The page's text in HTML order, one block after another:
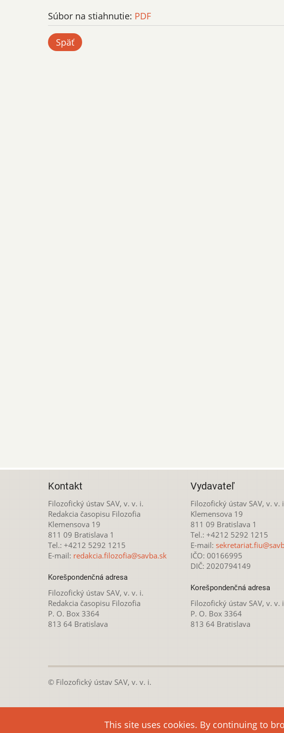
Súbor na stiahnutie: PDF
Späť
Kontakt
Filozofický ústav SAV, v. v. i.
Redakcia časopisu Filozofia
Klemensova 19
811 09 Bratislava 1
Tel.: +4212 5292 1215
E-mail: redakcia.filozofia@savba.sk
Korešpondenčná adresa
Filozofický ústav SAV, v. v. i.
Redakcia časopisu Filozofia
P. O. Box 3364
813 64 Bratislava
Vydavateľ
Filozofický ústav SAV, v. v.
Klemensova 19
811 09 Bratislava 1
Tel.: +4212 5292 1215
E-mail:
IČO: 00166995
DIČ: 2020794149
Korešpondenčná adresa
Filozofický ústav SAV, v. v.
P. O. Box 3364
813 64 Bratislava
© Filozofický ústav SAV, v. v. i.
This site uses cookies. By continuing to